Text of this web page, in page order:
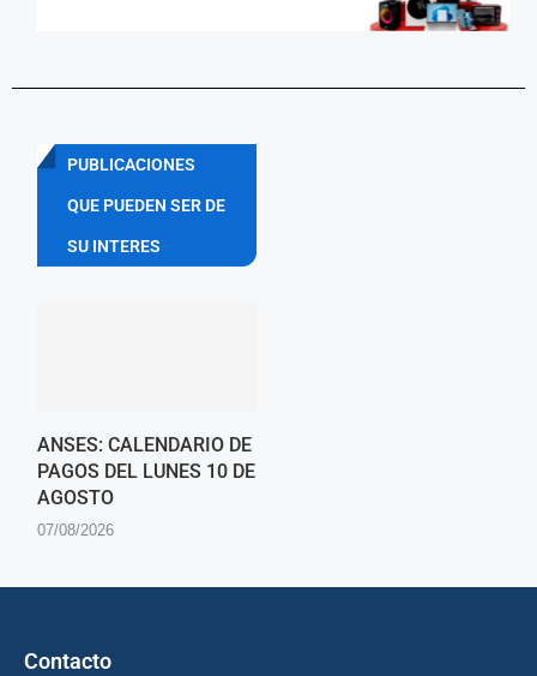
PUBLICACIONES
QUE PUEDEN SER DE
SU INTERES
ANSES: CALENDARIO DE
PAGOS DEL LUNES 10 DE
AGOSTO
07/08/2026
Contacto